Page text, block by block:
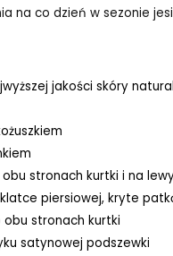
na co dzień w sezonie
jakości skóry
stronach kurtki i na
piersiowej, kryte
stronach kurtki
satynowej podszewki